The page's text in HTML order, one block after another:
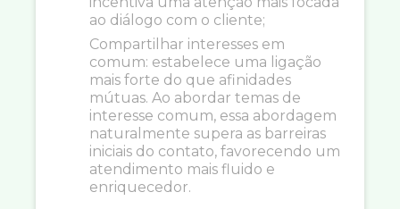
ao diálogo com o cliente;
Compartilhar interesses em
comum: estabelece uma ligação
mais forte do que afinidades
mútuas. Ao abordar temas de
interesse comum, essa abordagem
naturalmente supera as barreiras
iniciais do contato, favorecendo um
atendimento mais fluido e
enriquecedor.